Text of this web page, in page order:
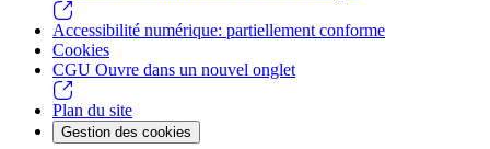
Accessibilité numérique: partiellement conforme
Cookies
CGU Ouvre dans un nouvel onglet
Plan du site
Gestion des cookies